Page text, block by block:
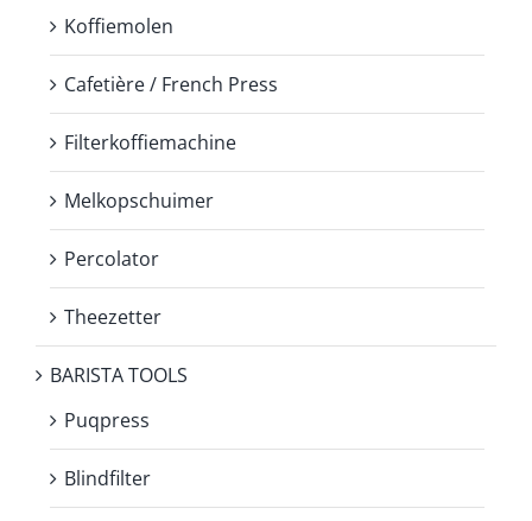
Koffiemolen
Cafetière / French Press
Filterkoffiemachine
Melkopschuimer
Percolator
Theezetter
BARISTA TOOLS
Puqpress
Blindfilter